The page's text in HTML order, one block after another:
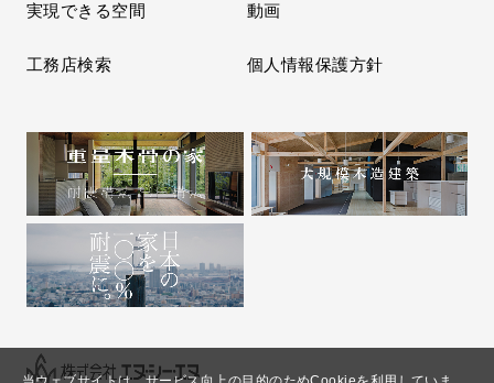
実現できる空間 動画
工務店検索 個人情報保護方針